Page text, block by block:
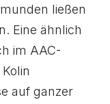
ließen
Eine ähnlich
im AAC-
auf ganzer